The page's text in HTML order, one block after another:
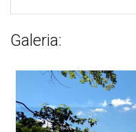
Galeria: